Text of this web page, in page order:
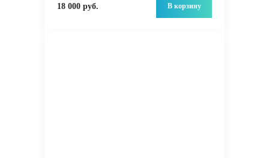
18 000 руб. В корзину